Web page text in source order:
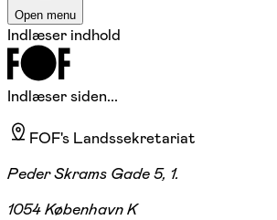
Open menu
Indlæser indhold
Indlæser siden...
FOF's Landssekretariat
Peder Skrams Gade 5, 1.
1054 København K